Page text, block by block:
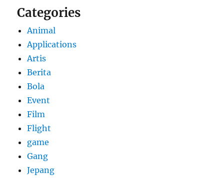
Categories
Animal
Applications
Artis
Berita
Bola
Event
Film
Flight
game
Gang
Jepang